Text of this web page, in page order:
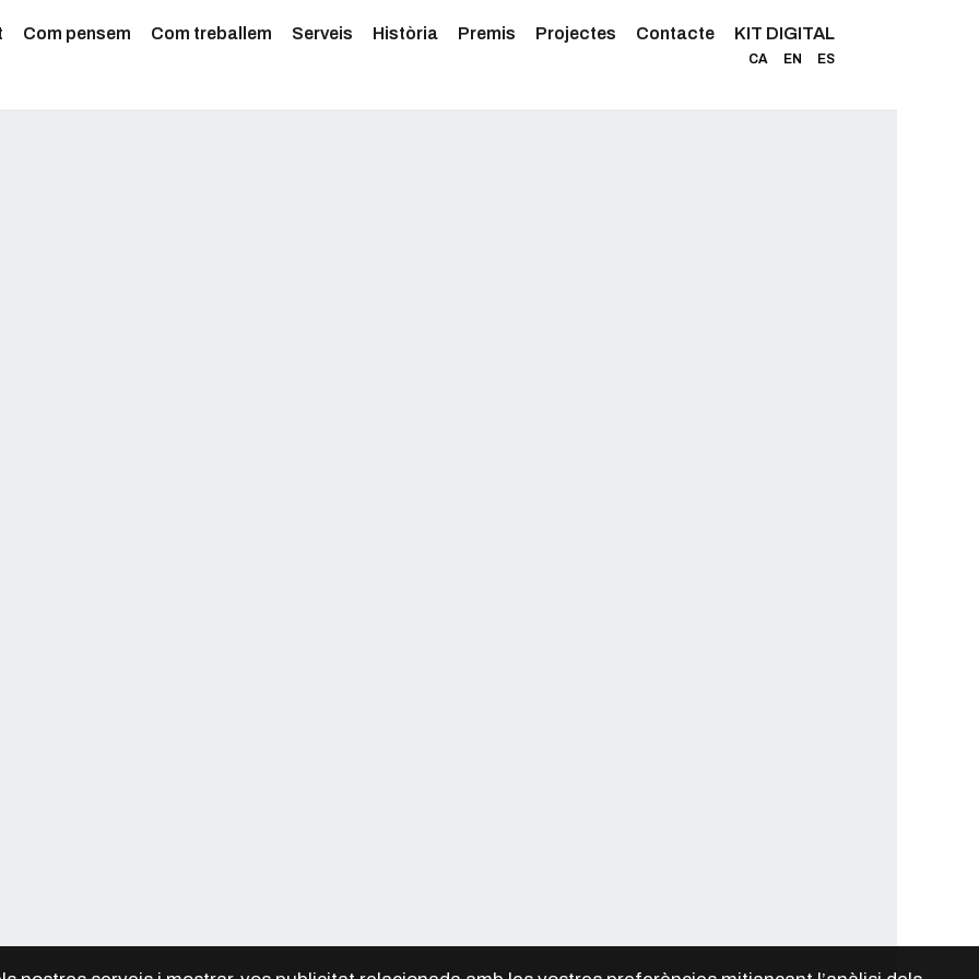
Com pensem Com treballem Serveis Història Premis Projectes Contacte KIT DIGITAL
CA EN ES